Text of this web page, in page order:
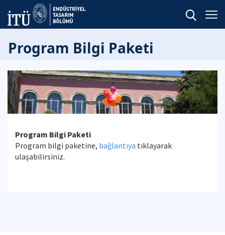
Program Bilgi Paketi
Program Bilgi Paketi
Program bilgi paketine, bağlantıya tıklayarak
ulaşabilirsiniz.